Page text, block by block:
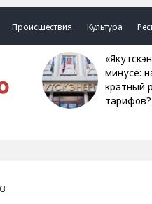
Происшествия Культура
«Якутскэнерго» в
минусе:
кратный
тарифов?